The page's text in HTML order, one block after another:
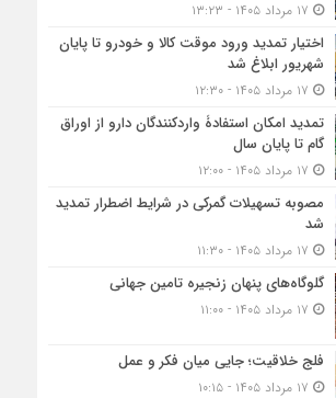
اختیار تمدید ورود موقت کالا و خودرو تا پایان
شهریور ابلاغ شد
تمدید امکان استفادۀ واردکنندگان دارو از اوراق
گام تا پایان سال
مصوبه تسهیلات گمرکی در شرایط اضطرار تمدید
شد
گلوگاه‌های پنهان زنجیره تامین جهانی
فلج خلاقیت؛ جایی میان فکر و عمل